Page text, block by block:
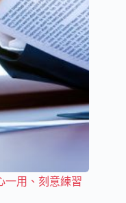
一用、刻意練習